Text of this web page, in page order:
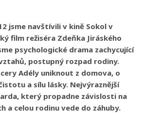
jsme navštívili v kině Sokol v
film režiséra Zdeňka Jiráského
psychologické drama zachycující
postupný rozpad rodiny.
Adély uniknout z domova, o
a sílu lásky. Nejvýraznější
který propadne závislosti na
a celou rodinu vede do záhuby.